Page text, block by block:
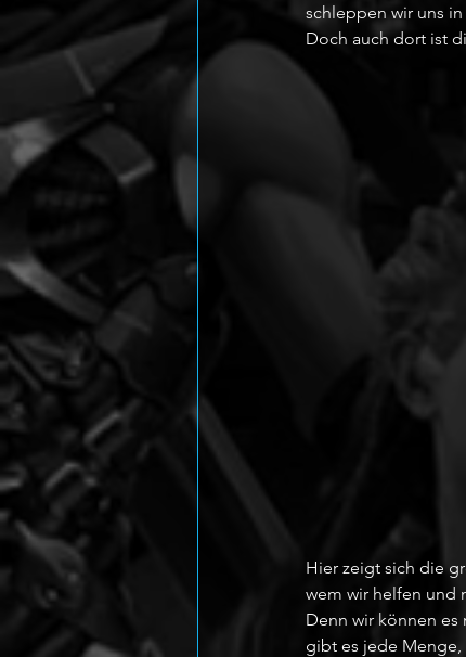
schleppen wir uns
Doch auch dort ist
Hier zeigt sich die
wem wir helfen und
Denn wir können
gibt es jede Menge,